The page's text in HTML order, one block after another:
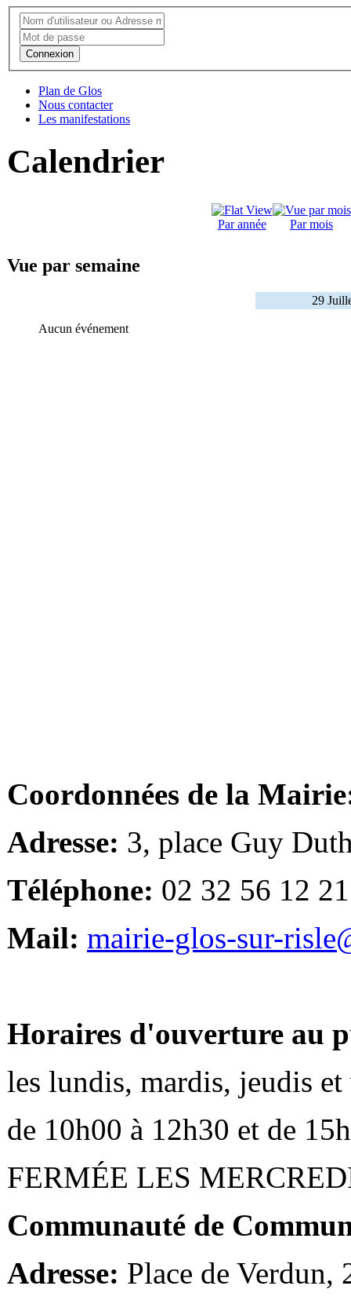
Connexion
Plan de Glos
Nous contacter
Les manifestations
Calendrier
Par année Par mois
Vue par semaine
29
Aucun événement
Coordonnées de la
Adresse: 3, place Guy
Téléphone: 02 32 56 12 21
Mail: mairie-glos-sur-
Horaires d'ouverture au
les lundis, mardis, jeudis et
de 10h00 à 12h30 et de
FERMÉE LES
Communauté de
Adresse: Place de Verdun,